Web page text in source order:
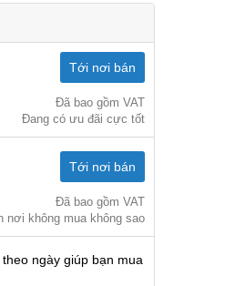
Tới nơi bán
Đã bao gồm VAT
Đang có ưu đãi cực tốt
Tới nơi bán
Đã bao gồm VAT
nơi không mua không sao
ngày giúp bạn mua